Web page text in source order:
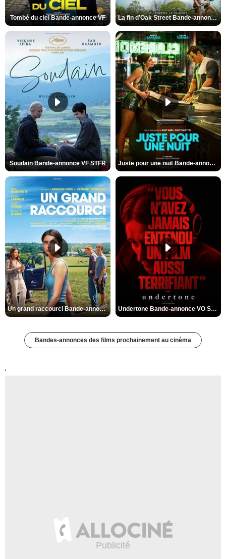
Tombé du ciel Bande-annonce VF La fin d’Oak Street Bande-annonce VO STFR
Soudain Bande-annonce VF STFR Juste pour une nuit Bande-annonce VO STFR
Un grand raccourci Bande-annonce VF Undertone Bande-annonce VO STFR
Bandes-annonces des films prochainement au cinéma
'